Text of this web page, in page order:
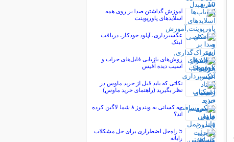
آموزش گذاشتن صدا بر روی همه
اسلایدهای پاورپوینت
عکسبرداری، آپلود خودکار، دریافت
لینک
روش‌های بازیابی فایل‌های خراب و
آسیب دیده آفیس
نکاتی که باید قبل از خرید ماوس در
نظر بگیرید (راهنمای خرید ماوس)
چه کسانی به ویندوز ۸ شما لاگین کرده
اند؟
5 راه‌حل اضطراری برای حل مشکلات
رایانه